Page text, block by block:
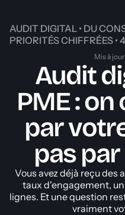
AUDIT DIGITAL • DU
PRIORITÉS CHIFFRÉES •
Mis à
Audit
PME :
par
pas
Vous avez déjà reçu des
taux d'engagement,
lignes. Et une question
vraiment